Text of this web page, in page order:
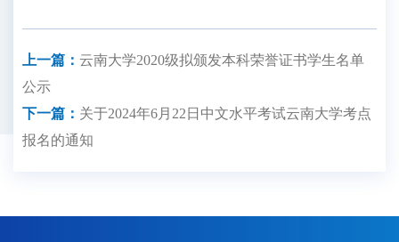
上一篇： 云南大学2020级拟颁发本科荣誉证书学生名单
公示
下一篇： 关于2024年6月22日中文水平考试云南大学考点
报名的通知